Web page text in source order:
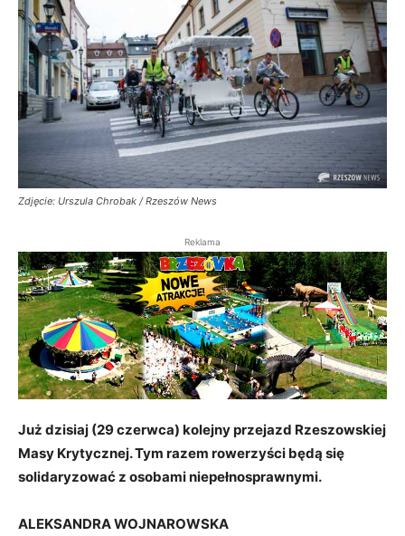
Zdjęcie: Urszula Chrobak / Rzeszów News
Reklama
Już dzisiaj (29 czerwca) kolejny przejazd Rzeszowskiej
Masy Krytycznej. Tym razem rowerzyści będą się
solidaryzować z osobami niepełnosprawnymi.
ALEKSANDRA WOJNAROWSKA